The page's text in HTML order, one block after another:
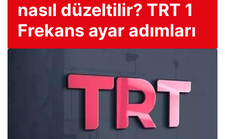
nasıl düzeltilir? TRT 1
Frekans ayar adımları